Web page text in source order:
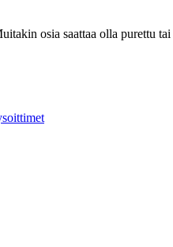
osia saattaa olla purettu